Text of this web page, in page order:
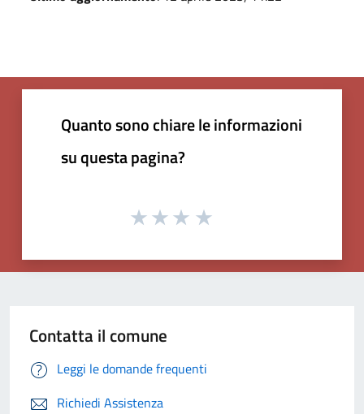
Quanto sono chiare le informazioni
su questa pagina?
Contatta il comune
Leggi le domande frequenti
Richiedi Assistenza